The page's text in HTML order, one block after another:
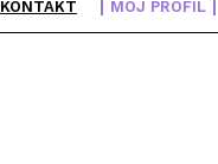
KONTAKT MOJ PROFIL